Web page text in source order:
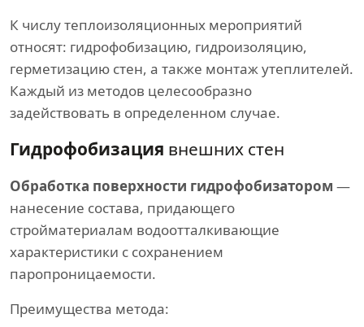
К числу теплоизоляционных мероприятий
относят: гидрофобизацию, гидроизоляцию,
герметизацию стен, а также монтаж утеплителей.
Каждый из методов целесообразно
задействовать в определенном случае.
Гидрофобизация внешних стен
Обработка поверхности гидрофобизатором —
нанесение состава, придающего
стройматериалам водоотталкивающие
характеристики с сохранением
паропроницаемости.
Преимущества метода: